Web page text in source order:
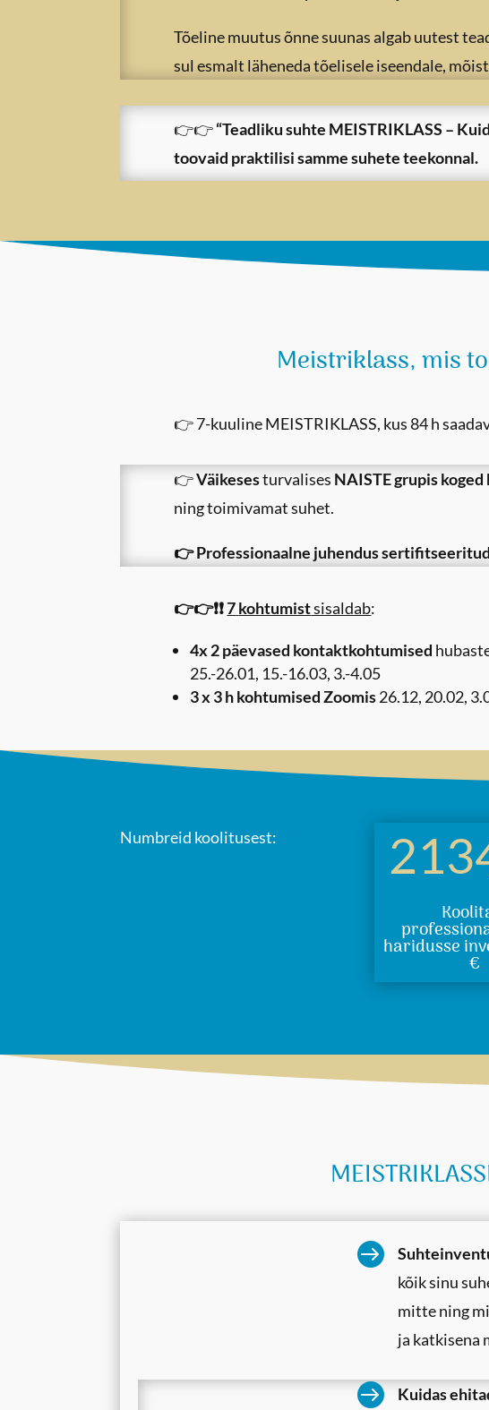
Tõeline muutus õnne suunas algab uutest
sul esmalt läheneda tõelisele iseendale,
👉👉“Teadliku suhte MEISTRIKLASS –
toovaid praktilisi samme suhete teekonnal.
Meistriklass, mis
👉 7-kuuline MEISTRIKLASS, kus 84 h
👉Väikesesturvalises NAISTEgrupis koged
ning toimivamat suhet.
👉Professionaalne juhendus
👉👉❗❗7kohtumistsisaldab:
4x 2 päevased kontaktkohtumised
25.-26.01, 15.-16.03, 3.-4.05
3 x 3 h kohtumised Zoomis26.12, 20.02,
Numbreid koolitusest:
haridusse
€

kõik sinu
mitte ning
ja katkisena
 Kuidas